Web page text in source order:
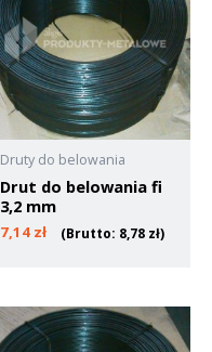
Druty do belowania
Drut do belowania fi
3,2 mm
7,14 zł (Brutto: 8,78 zł)